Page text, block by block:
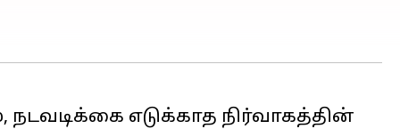
நடவடிக்கை எடுக்காத நிர்வாகத்தின்